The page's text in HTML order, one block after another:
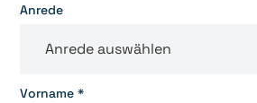
Anrede
Vorname *